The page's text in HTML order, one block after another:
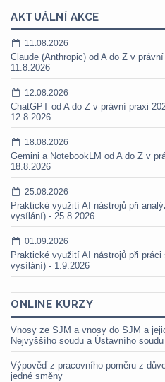
AKTUÁLNÍ AKCE
11.08.2026
Claude (Anthropic) od A do Z v
11.8.2026
12.08.2026
ChatGPT od A do Z v právní praxi
12.8.2026
18.08.2026
Gemini a NotebookLM od A do Z v
18.8.2026
25.08.2026
Praktické využití AI nástrojů při
vysílání) - 25.8.2026
01.09.2026
Praktické využití AI nástrojů při
vysílání) - 1.9.2026
ONLINE KURZY
Vnosy ze SJM a vnosy do SJM a
Nejvyššího soudu a Ústavního soudu
Výpověď z pracovního poměru z
jedné směny